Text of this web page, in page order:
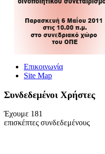
Επικοινωνία
Site Map
Συνδεδεμένοι Xρήστες
Έχουμε 181
επισκέπτες συνδεδεμένους